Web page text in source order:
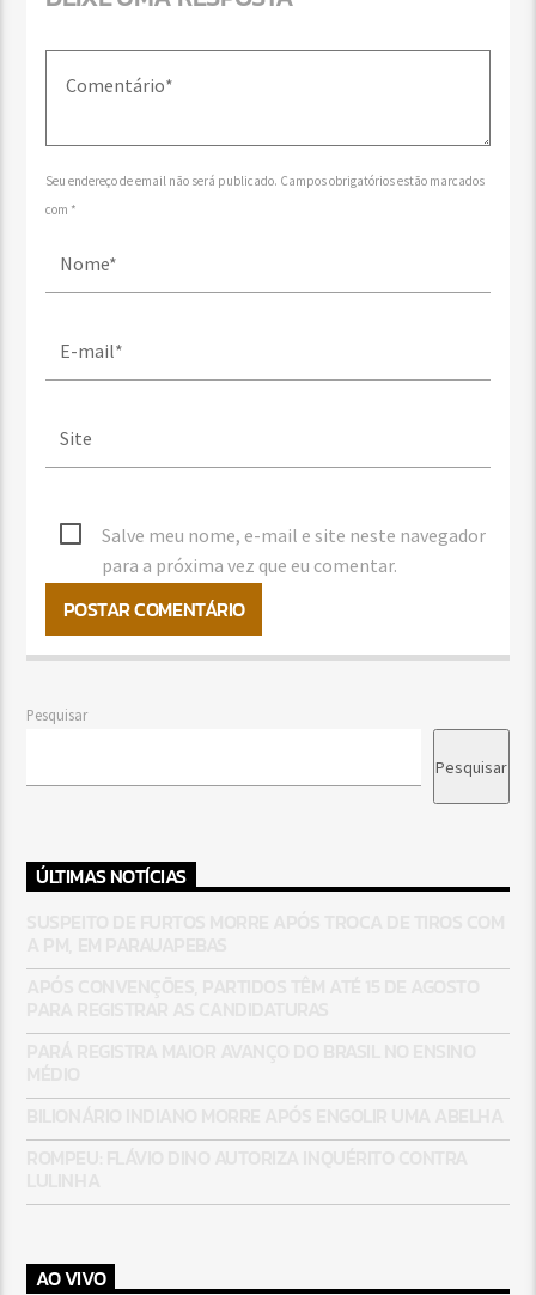
Seu endereço de email não será publicado. Campos obrigatórios estão marcados
com *
Salve meu nome, e-mail e site neste navegador
para a próxima vez que eu comentar.
Pesquisar
Pesquisar
ÚLTIMAS NOTÍCIAS
AO VIVO